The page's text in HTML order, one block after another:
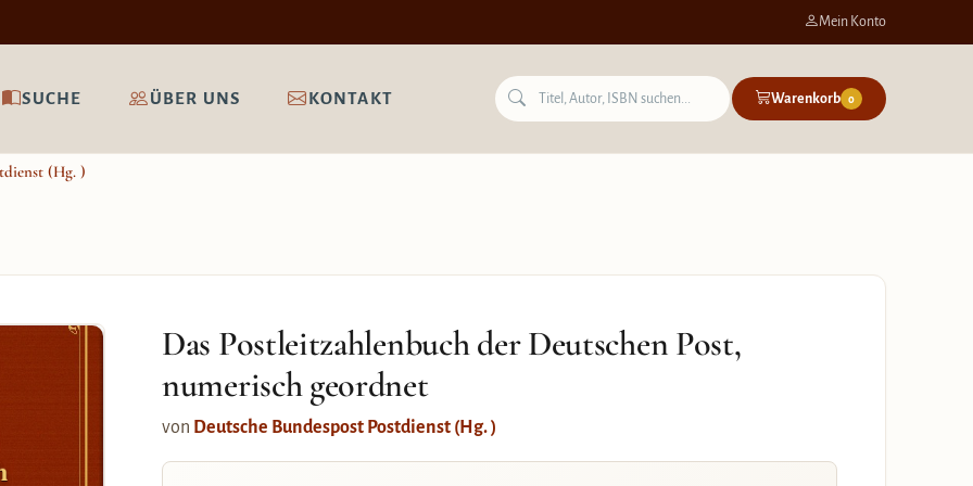
Mein Konto
SUCHE ÜBER UNS KONTAKT Warenkorb 0
(Hg. )
Das Postleitzahlenbuch der Deutschen Post,
numerisch geordnet
von Deutsche Bundespost Postdienst (Hg. )